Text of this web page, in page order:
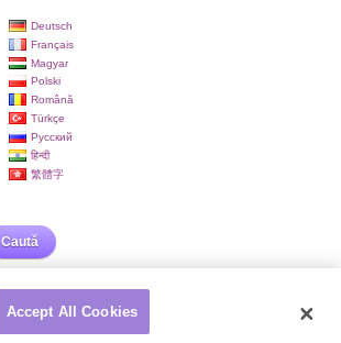
Deutsch
Français
Magyar
Polski
Română
Türkçe
Русский
हिन्दी
繁體字
Caută
Accept All Cookies